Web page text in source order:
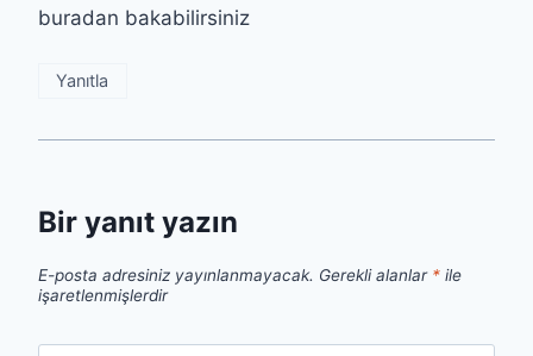
buradan bakabilirsiniz
Yanıtla
Bir yanıt yazın
E-posta adresiniz yayınlanmayacak. Gerekli alanlar * ile
işaretlenmişlerdir